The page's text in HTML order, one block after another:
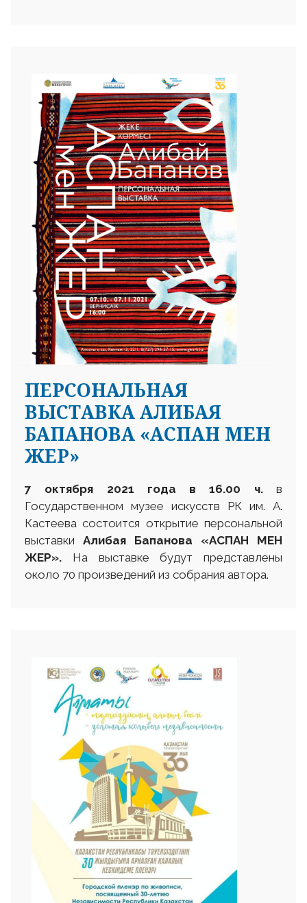
ПЕРСОНАЛЬНАЯ
ВЫСТАВКА АЛИБАЯ
БАПАНОВА «АСПАН МЕН
ЖЕР»
7 октября 2021 года в 16.00 ч.в
Государственном музее искусств РК им. А.
Кастеева состоится открытие персональной
выставки Алибая Бапанова «АСПАН МЕН
ЖЕР». На выставке будут представлены
около 70 произведений из собрания автора.